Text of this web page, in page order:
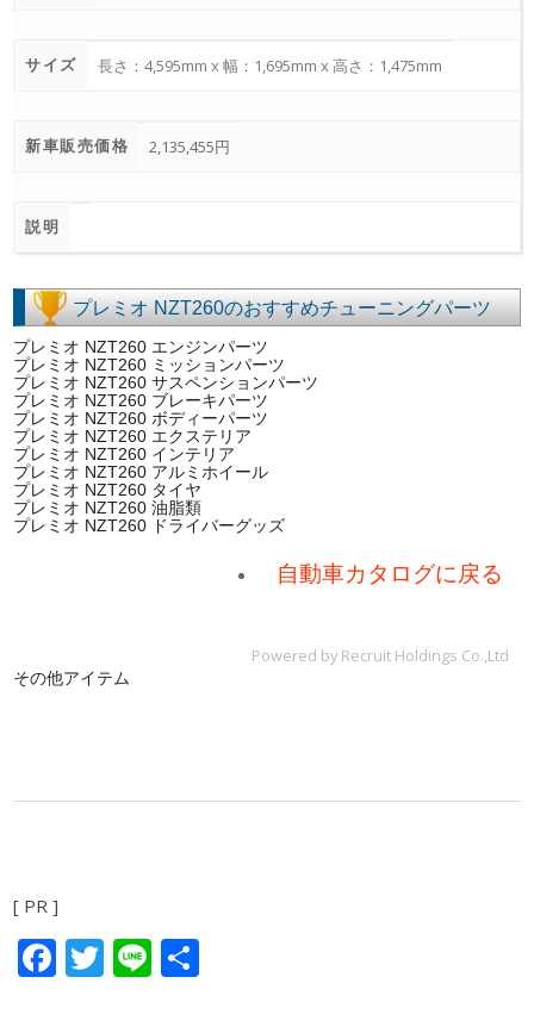
サイズ 長さ：4,595mm x 幅：1,695mm x 高さ：1,475mm
新車販売価格 2,135,455円
説明
プレミオ NZT260のおすすめチューニングパーツ
プレミオ NZT260 エンジンパーツ
プレミオ NZT260 ミッションパーツ
プレミオ NZT260 サスペンションパーツ
プレミオ NZT260 ブレーキパーツ
プレミオ NZT260 ボディーパーツ
プレミオ NZT260 エクステリア
プレミオ NZT260 インテリア
プレミオ NZT260 アルミホイール
プレミオ NZT260 タイヤ
プレミオ NZT260 油脂類
プレミオ NZT260 ドライバーグッズ
自動車カタログに戻る
Powered by Recruit Holdings Co.,Ltd
その他アイテム
[ PR ]
Facebook
Twitter
Line